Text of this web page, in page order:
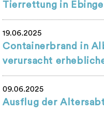
Tierrettung in
19.06.2025
Containerbrand in
verursacht
09.06.2025
Ausflug der